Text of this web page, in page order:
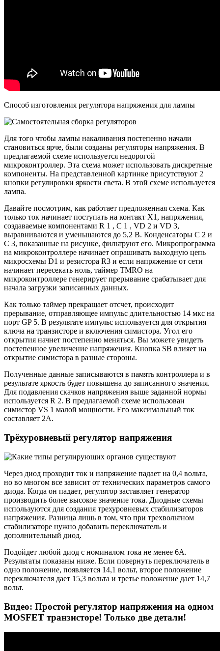
Способ изготовления регулятора напряжения для лампы
Для того чтобы лампы накаливания постепенно начали
становиться ярче, были созданы регуляторы напряжения. В
предлагаемой схеме используется недорогой
микроконтроллер. Эта схема может использовать дискретные
компоненты. На представленной картинке присутствуют 2
кнопки регулировки яркости света. В этой схеме используется
лампа.
Давайте посмотрим, как работает предложенная схема. Как
только ток начинает поступать на контакт Х1, напряжения,
создаваемые компонентами R 1 , C 1 , VD 2 и VD 3,
выравниваются и уменьшаются до 5,2 В. Конденсаторы С 2 и
С 3, показанные на рисунке, фильтруют его. Микропрограмма
на микроконтроллере начинает опрашивать выходную цепь
микросхемы D1 и резистора R3 и если напряжение от сети
начинает пересекать ноль, таймер TMRO на
микроконтроллере генерирует прерывание срабатывает для
начала загрузки записанных данных.
Как только таймер прекращает отсчет, происходит
прерывание, отправляющее импульс длительностью 14 мкс на
порт GP 5. В результате импульс используется для открытия
ключа на транзисторе и включения симистора. Угол его
открытия начнет постепенно меняться. Вы можете увидеть
постепенное увеличение напряжения. Кнопка SB влияет на
открытие симистора в разные стороны.
Полученные данные записываются в память контроллера и в
результате яркость будет повышена до записанного значения.
Для подавления скачков напряжения выше заданной нормы
используется R 2. В предлагаемой схеме использован
симистор VS 1 малой мощности. Его максимальный ток
составляет 2А.
Трёхуровневый регулятор напряжения
Через диод проходит ток и напряжение падает на 0,4 вольта,
но во многом все зависит от технических параметров самого
диода. Когда он падает, регулятор заставляет генератор
производить более высокое значение тока. Диодные схемы
используются для создания трехуровневых стабилизаторов
напряжения. Разница лишь в том, что при трехвольтном
стабилизаторе нужно добавить переключатель и
дополнительный диод.
Подойдет любой диод с номиналом тока не менее 6А.
Результаты показаны ниже. Если повернуть переключатель в
одно положение, появляется 14,1 вольт, второе положение
переключателя дает 15,3 вольта и третье положение дает 14,7
вольт.
Видео: Простой регулятор напряжения на одном
MOSFET транзисторе! Только две детали!